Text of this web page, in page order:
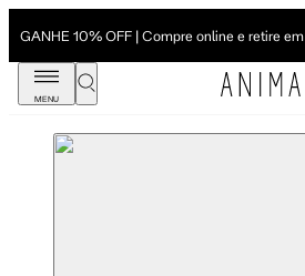
GANHE 10% OFF | Compre online e retire
MENU